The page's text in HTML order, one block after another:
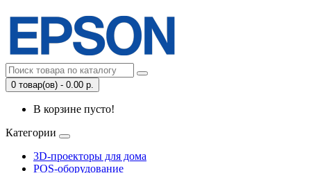
0 товар(ов) - 0.00 р.
В корзине пусто!
Категории
3D-проекторы для дома
POS-оборудование